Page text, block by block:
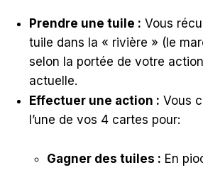
Prendre une tuile : Vous
tuile dans la « rivière » (le
selon la portée de votre
actuelle.
Effectuer une action : Vous
l’une de vos 4 cartes pour:
Gagner des tuiles : En